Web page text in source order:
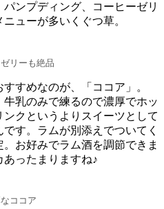
ンプディング、コーヒーゼリ
ューが多いくぐつ草。
リーも絶品
すめなのが、「ココア」。
乳のみで練るので濃厚でホッ
ンクというよりスイーツとして
す。ラムが別添えでついてく
お好みでラム酒を調節できま
ったまりますね♪
ココア